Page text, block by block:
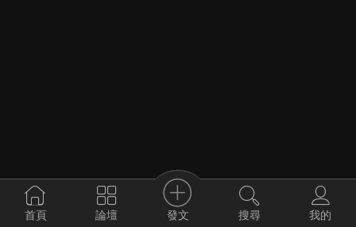
首頁 論壇 發文 搜尋 我的